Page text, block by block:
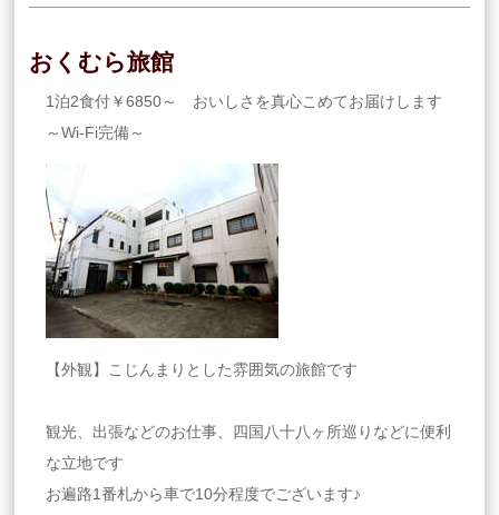
おくむら旅館
1泊2食付￥6850～ おいしさを真心こめてお届けします
～Wi-Fi完備～
【外観】こじんまりとした雰囲気の旅館です
観光、出張などのお仕事、四国八十八ヶ所巡りなどに便利
な立地です
お遍路1番札から車で10分程度でございます♪